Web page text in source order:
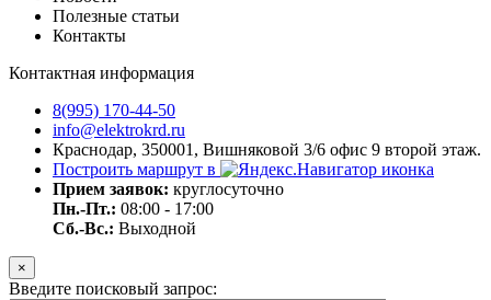
Полезные статьи
Контакты
Контактная информация
8(995) 170-44-50
info@elektrokrd.ru
Краснодар, 350001, Вишняковой 3/6 офис 9 второй этаж.
Построить маршрут в
Прием заявок: круглосуточно
Пн.-Пт.: 08:00 - 17:00
Сб.-Вс.: Выходной
×
Введите поисковый запрос: